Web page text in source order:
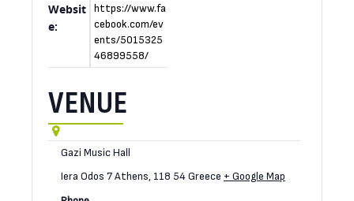
Websit
e:
https://www.fa
cebook.com/ev
ents/5015325
46899558/
VENUE
Gazi Music Hall
Iera Odos 7Athens, 118 54Greece + Google Map